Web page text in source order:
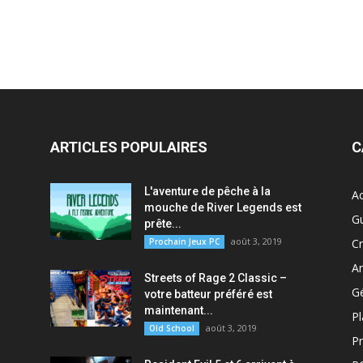
ARTICLES POPULAIRES
L'aventure de pêche à la
mouche de River Legends est
prête...
Prochain Jeux PC août 3, 2019
Streets of Rage 2 Classic –
votre batteur préféré est
maintenant...
Old School août 3, 2019